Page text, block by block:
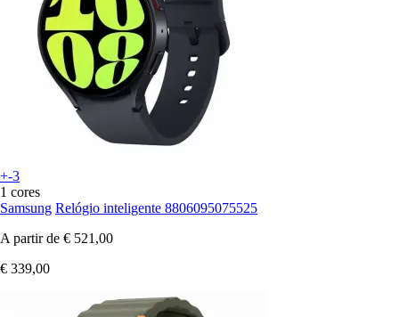
+-3
1 cores
Samsung Relógio inteligente 8806095075525
A partir de € 521,00
€ 339,00